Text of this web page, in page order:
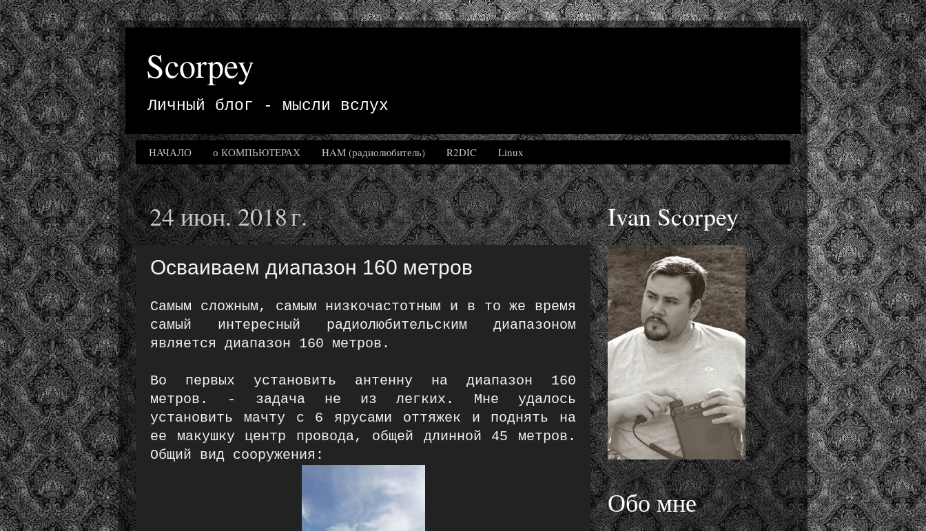
Scorpey
Личный блог - мысли вслух
НАЧАЛО о КОМПЬЮТЕРАХ HAM (радиолюбитель) R2DIC Linux
24 июн. 2018 г.
Осваиваем диапазон 160 метров
Самым сложным, самым низкочастотным и в то же время
самый интересный радиолюбительским диапазоном
является диапазон 160 метров.
Во первых установить антенну на диапазон 160
метров. - задача не из легких. Мне удалось
установить мачту с 6 ярусами оттяжек и поднять на
ее макушку центр провода, общей длинной 45 метров.
Общий вид сооружения:
Ivan Scorpey
Обо мне